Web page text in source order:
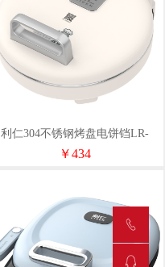
利仁304不锈钢烤盘电饼铛LR-
B3197
￥434